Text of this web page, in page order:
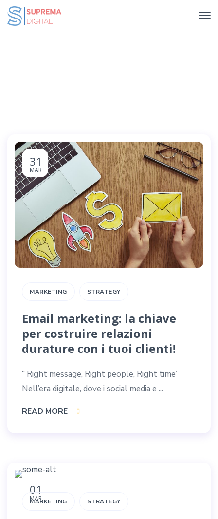
31
MAR
MARKETING STRATEGY
Email marketing: la chiave
per costruire relazioni
durature con i tuoi clienti!
“ Right message, Right people, Right time”
Nell’era digitale, dove i social media e ...
READ MORE
01
MAR
MARKETING STRATEGY